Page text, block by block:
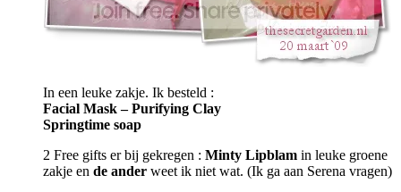
In een leuke zakje. Ik besteld :
Facial Mask – Purifying Clay
Springtime soap
2 Free gifts er bij gekregen : Minty Lipblam in leuke groene
zakje en de ander weet ik niet wat. (Ik ga aan Serena vragen)